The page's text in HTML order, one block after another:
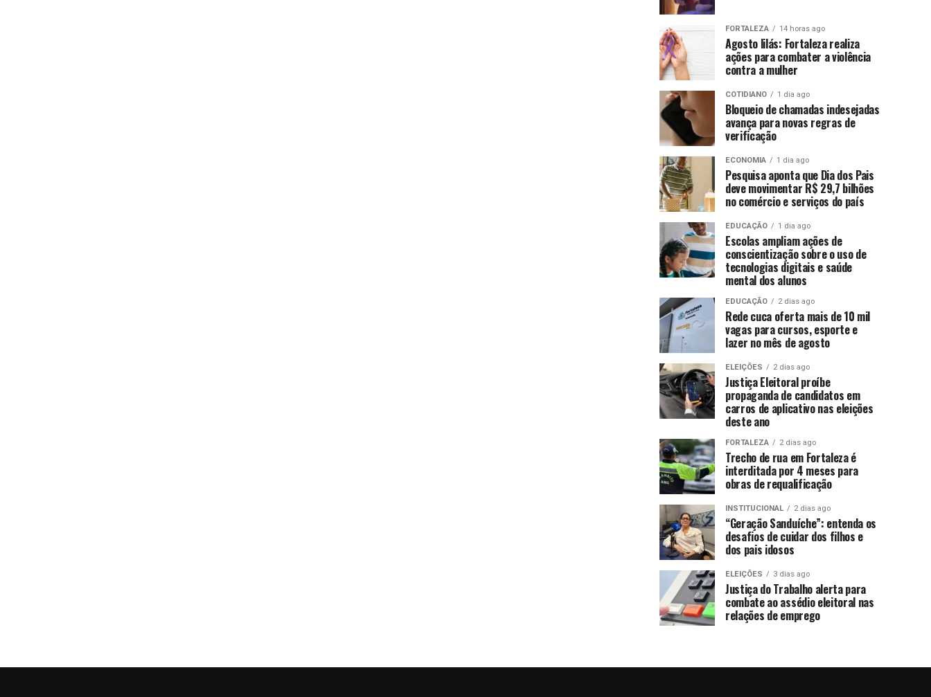
FORTALEZA 14 horas ago
Agosto lilás: Fortaleza realiza
ações para combater a violência
contra a mulher
COTIDIANO 1 dia ago
Bloqueio de chamadas indesejadas
avança para novas regras de
verificação
ECONOMIA 1 dia ago
Pesquisa aponta que Dia dos Pais
deve movimentar R$ 29,7 bilhões
no comércio e serviços do país
EDUCAÇÃO 1 dia ago
Escolas ampliam ações de
conscientização sobre o uso de
tecnologias digitais e saúde
mental dos alunos
EDUCAÇÃO 2 dias ago
Rede cuca oferta mais de 10 mil
vagas para cursos, esporte e
lazer no mês de agosto
ELEIÇÕES 2 dias ago
Justiça Eleitoral proíbe
propaganda de candidatos em
carros de aplicativo nas eleições
deste ano
FORTALEZA 2 dias ago
Trecho de rua em Fortaleza é
interditada por 4 meses para
obras de requalificação
INSTITUCIONAL 2 dias ago
“Geração Sanduíche”: entenda os
desafios de cuidar dos filhos e
dos pais idosos
ELEIÇÕES 3 dias ago
Justiça do Trabalho alerta para
combate ao assédio eleitoral nas
relações de emprego